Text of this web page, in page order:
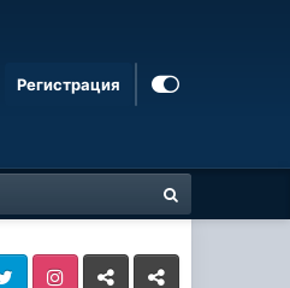
Регистрация